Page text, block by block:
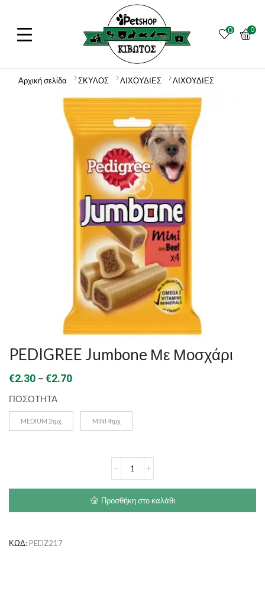
0 0
Αρχική σελίδα ΣΚΥΛΟΣ ΛΙΧΟΥΔΙΕΣ ΛΙΧΟΥΔΙΕΣ
PEDIGREE Jumbone Με Μοσχάρι
€2.30 –€2.70Price
€2.30
through
ΠΟΣΟΤΗΤΑ
MEDIUM 2τμχ MINI 4τμχ
Jumbone
ποσότητα
Προσθήκη στο καλάθι
ΚΩΔ: PEDZ217